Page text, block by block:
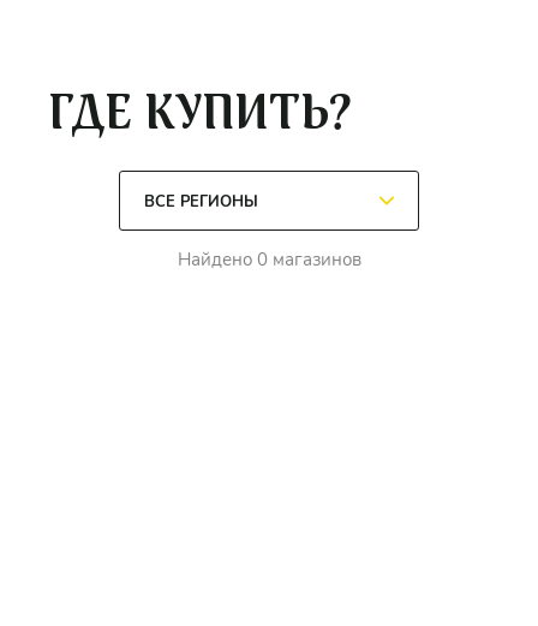
ГДЕ КУПИТЬ?
Найдено 0 магазинов